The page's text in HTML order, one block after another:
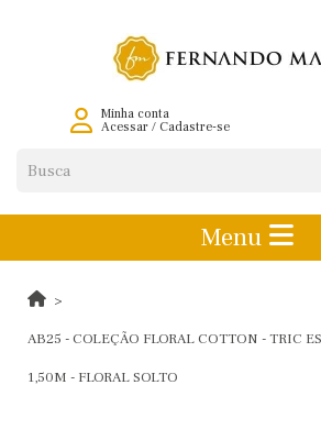
Minha conta
Acessar/ Cadastre-se
Menu
AB25 - COLEÇÃO FLORAL COTTON - TRIC
1,50M - FLORAL SOLTO